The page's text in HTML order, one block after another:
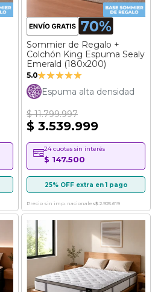
Sommier de Regalo +
Colchón King Espuma Sealy
Emerald (180x200)
5.0Valoración:
100%
Espuma alta densidad
$ 11.799.997
$ 3.539.999
24 cuotas sin interés
$ 147.500
25% OFF extra en 1 pago
Precio sin imp. nacionales$ 2.925.619